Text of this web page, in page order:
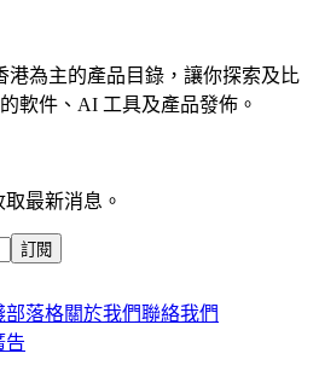
港為主的產品目錄，讓你探索及比
軟件、AI 工具及產品發佈。
最新消息。
訂閱
部落格關於我們聯絡我們
告